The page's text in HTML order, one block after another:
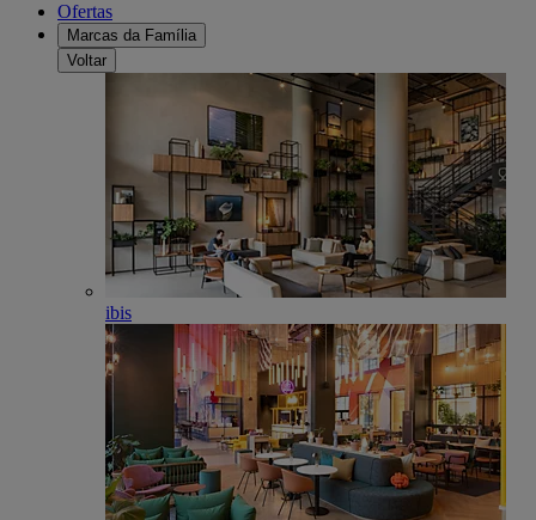
Ofertas
Marcas da Família
Voltar
ibis